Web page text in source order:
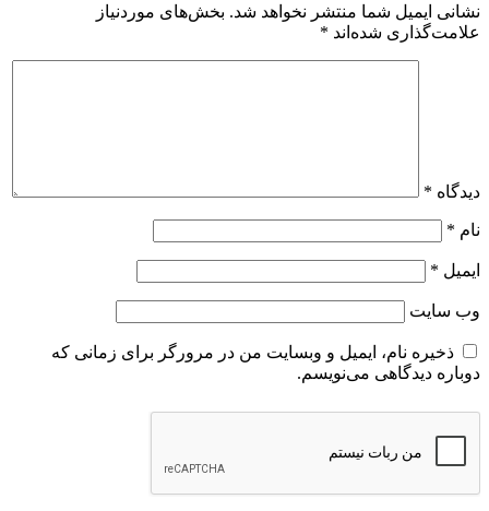
نشانی ایمیل شما منتشر نخواهد شد. بخش‌های موردنیاز
علامت‌گذاری شده‌اند *
دیدگاه *
نام *
ایمیل *
وب‌ سایت
ذخیره نام، ایمیل و وبسایت من در مرورگر برای زمانی که
دوباره دیدگاهی می‌نویسم.